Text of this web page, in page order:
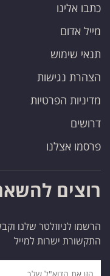
פרסמו
באייס
עקבו
אחרינו:
כתבו אלינו
מייל אדום
תנאי שימוש
הצהרת נגישות
מדיניות הפרטיות
דרושים
פרסמו אצלנו
רוצים
הרשמו לניוזלטר שלנו
התקשורת ישרות למייל